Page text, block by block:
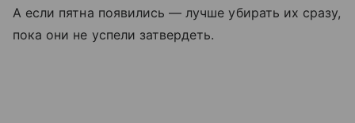
А если пятна появились — лучше убирать их сразу,
пока они не успели затвердеть.